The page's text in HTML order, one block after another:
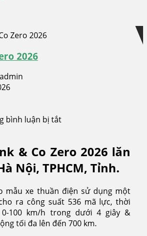
2026
bình luận bị tắtở
Co
Zero
2026
& Co Zero 2026 lăn
Nội, TPHCM, Tỉnh.
mẫu xe thuần điện sử dụng một
ra công suất 536 mã lực, thời
100 km/h trong dưới 4 giây &
tối đa lên đến 700 km.